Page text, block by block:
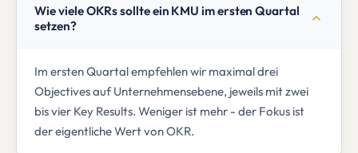
Wie viele OKRs sollte ein KMU im ersten Quartal
setzen?
Im ersten Quartal empfehlen wir maximal drei
Objectives auf Unternehmensebene, jeweils mit zwei
bis vier Key Results. Weniger ist mehr - der Fokus ist
der eigentliche Wert von OKR.